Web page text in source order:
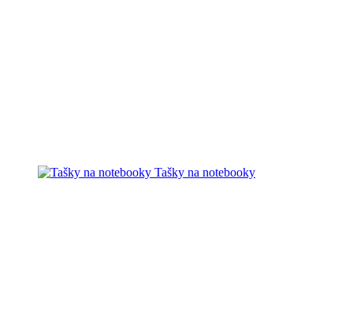
Tašky na notebooky